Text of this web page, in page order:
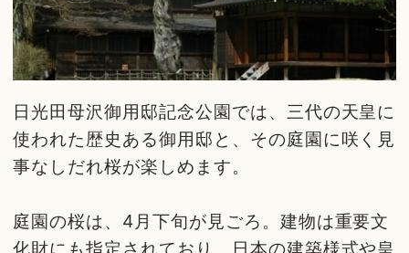
日光田母沢御用邸記念公園では、三代の天皇に
使われた歴史ある御用邸と、その庭園に咲く見
事なしだれ桜が楽しめます。
庭園の桜は、4月下旬が見ごろ。建物は重要文
化財にも指定されており、日本の建築様式や皇